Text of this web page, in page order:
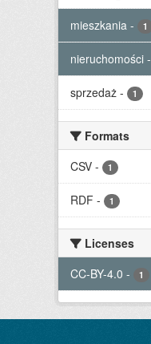
mieszkania - 1
nieruchomości -
sprzedaż - 1
Formats
CSV - 1
RDF - 1
Licenses
CC-BY-4.0 - 1